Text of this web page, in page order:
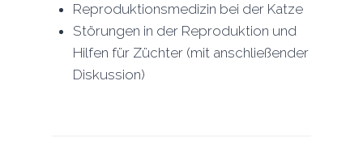
Reproduktionsmedizin bei der Katze
Störungen in der Reproduktion und
Hilfen für Züchter (mit anschließender
Diskussion)